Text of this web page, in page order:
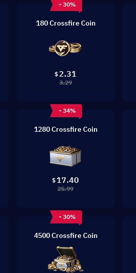
- 30%
180 Crossfire Coin
$ 2.31
3.29
- 34%
1280 Crossfire Coin
$ 17.40
25.99
- 30%
4500 Crossfire Coin